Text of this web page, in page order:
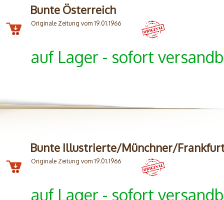
Bunte Österreich
Originale Zeitung vom 19.01.1966
auf Lager - sofort
Bunte Illustrierte/Münchner/
Originale Zeitung vom 19.01.1966
auf Lager - sofort